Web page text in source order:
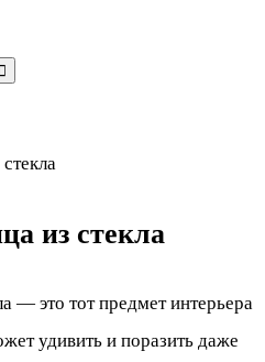
из стекла
— это тот предмет интерьера
удивить и поразить даже